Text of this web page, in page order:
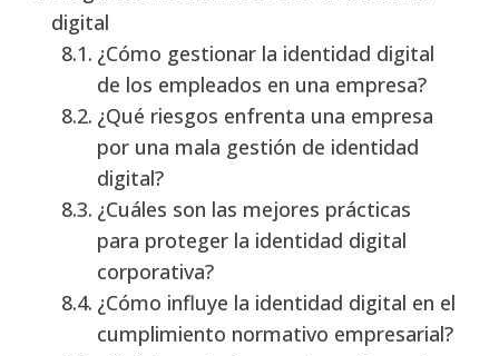
digital
¿Cómo gestionar la identidad digital
de los empleados en una empresa?
¿Qué riesgos enfrenta una empresa
por una mala gestión de identidad
digital?
¿Cuáles son las mejores prácticas
para proteger la identidad digital
corporativa?
¿Cómo influye la identidad digital en el
cumplimiento normativo empresarial?